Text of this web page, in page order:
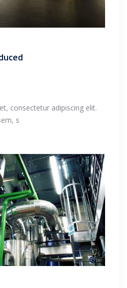
consectetur adipiscing elit.
s